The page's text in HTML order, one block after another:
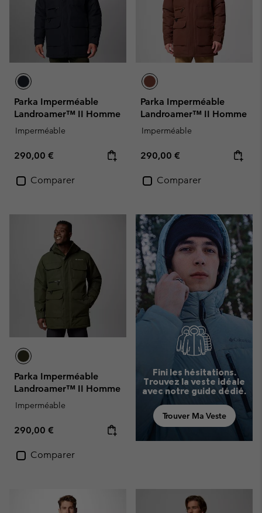
Parka Imperméable
Landroamer™ II Homme
Imperméable
Regular price:
290,00 €
Comparer
Parka Imperméable
Landroamer™ II Homme
Imperméable
Regular price:
290,00 €
Comparer
Parka Imperméable
Landroamer™ II Homme
Imperméable
Regular price:
290,00 €
Comparer
Fini les hésitations.
Trouvez la veste idéale
avec notre guide dédié.
Trouver Ma Veste